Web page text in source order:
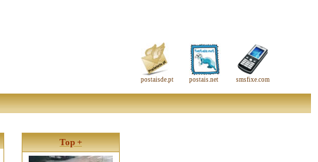
postaisde.pt postais.net smsfixe.com
Top +